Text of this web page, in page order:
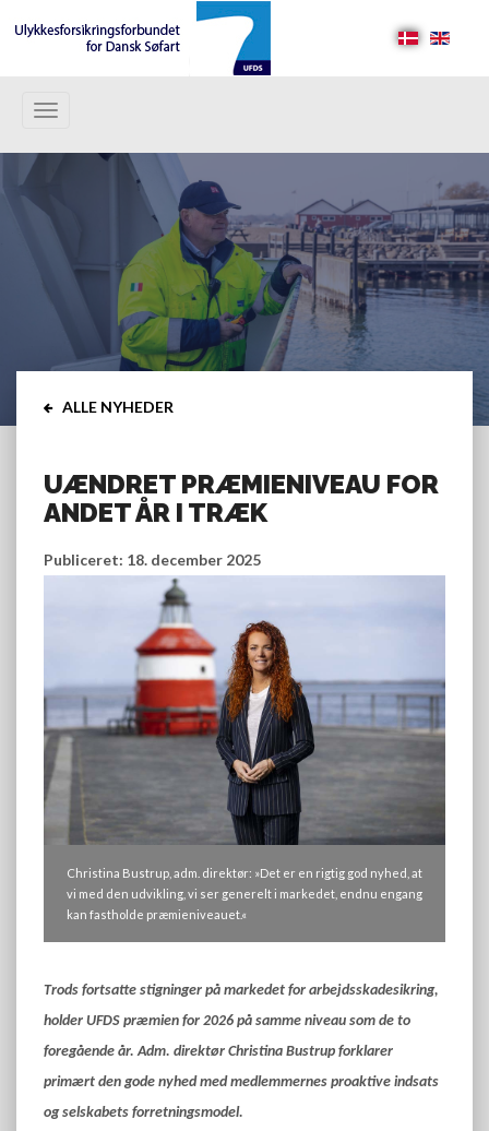
navigation
ALLE NYHEDER
UÆNDRET PRÆMIENIVEAU FOR
ANDET ÅR I TRÆK
Publiceret: 18. december 2025
Christina Bustrup, adm. direktør: »Det er en rigtig god nyhed, at
vi med den udvikling, vi ser generelt i markedet, endnu engang
kan fastholde præmieniveauet.«
Trods fortsatte stigninger på markedet for arbejdsskadesikring,
holder UFDS præmien for 2026 på samme niveau som de to
foregående år. Adm. direktør Christina Bustrup forklarer
primært den gode nyhed med medlemmernes proaktive indsats
og selskabets forretningsmodel.